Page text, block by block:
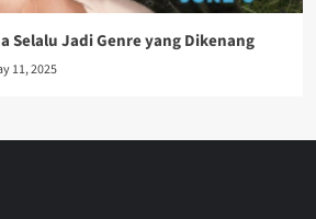
Selalu Jadi Genre yang Dikenang
11, 2025